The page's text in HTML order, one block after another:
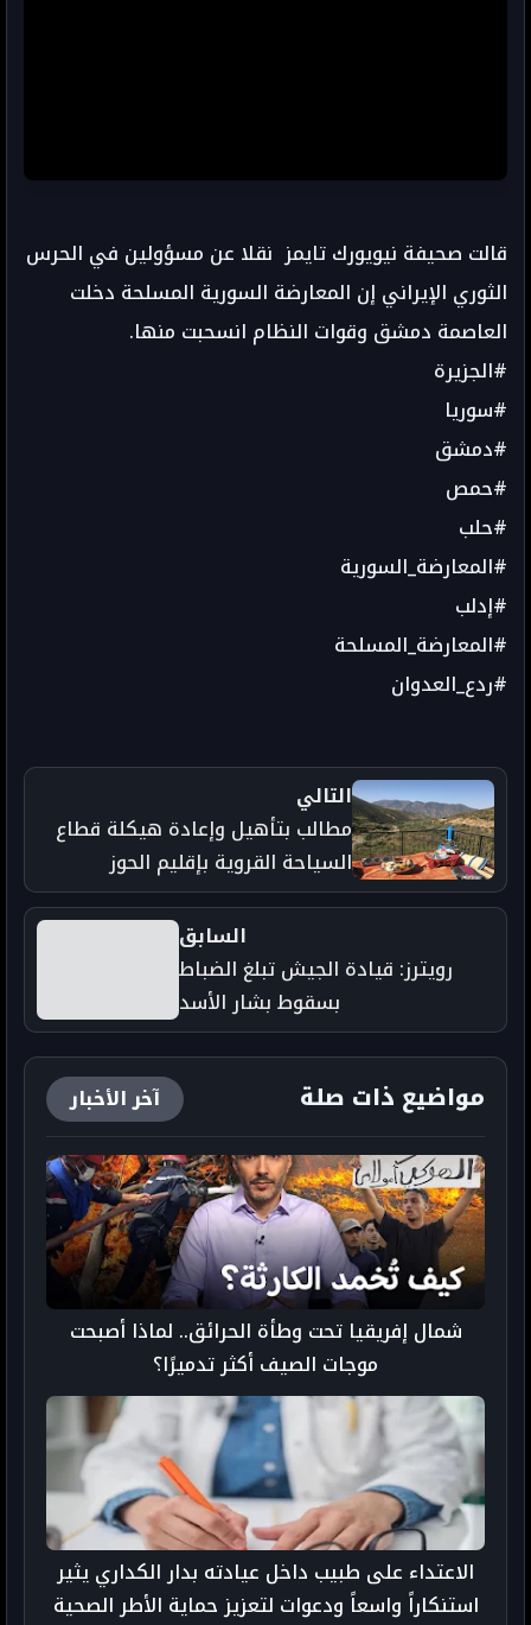
قالت صحيفة نيويورك تايمز نقلا عن مسؤولين في الحرس
الثوري الإيراني إن المعارضة السورية المسلحة دخلت
العاصمة دمشق وقوات النظام انسحبت منها.
#الجزيرة
#سوريا
#دمشق
#حمص
#حلب
#المعارضة_السورية
#إدلب
#المعارضة_المسلحة
#ردع_العدوان
التالي
مطالب بتأهيل وإعادة هيكلة قطاع
السياحة القروية بإقليم الحوز
السابق
رويترز: قيادة الجيش تبلغ الضباط
بسقوط بشار الأسد
مواضيع ذات صلة آخر الأخبار
شمال إفريقيا تحت وطأة الحرائق.. لماذا أصبحت
موجات الصيف أكثر تدميرًا؟
الاعتداء على طبيب داخل عيادته بدار الكداري يثير
استنكاراً واسعاً ودعوات لتعزيز حماية الأطر الصحية